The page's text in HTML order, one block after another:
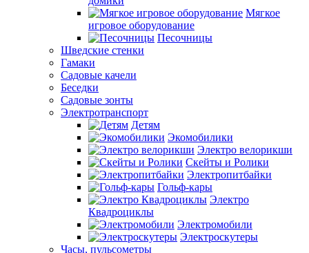
Мягкое
игровое оборудование
Песочницы
Шведские стенки
Гамаки
Садовые качели
Беседки
Садовые зонты
Электротранспорт
Детям
Экомобилики
Электро велорикши
Скейты и Ролики
Электропитбайки
Гольф-кары
Электро
Квадроциклы
Электромобили
Электроскутеры
Часы, пульсометры